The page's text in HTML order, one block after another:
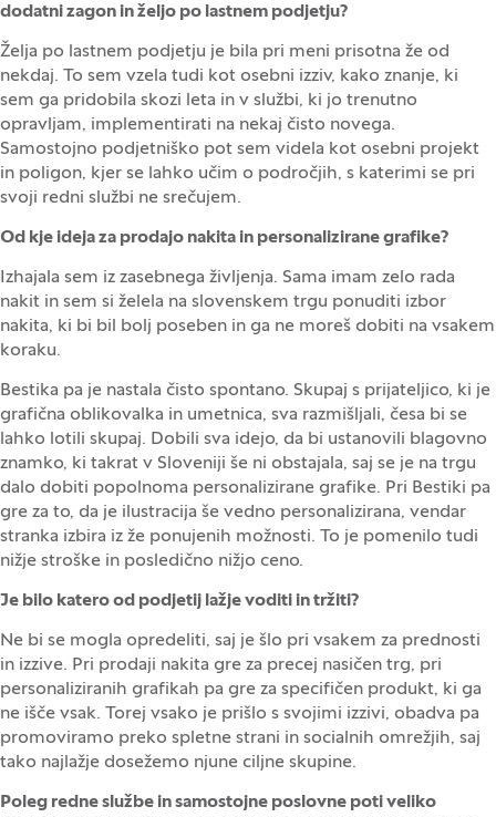
dodatni zagon in željo po lastnem podjetju?
Želja po lastnem podjetju je bila pri meni prisotna že od
nekdaj. To sem vzela tudi kot osebni izziv, kako znanje, ki
sem ga pridobila skozi leta in v službi, ki jo trenutno
opravljam, implementirati na nekaj čisto novega.
Samostojno podjetniško pot sem videla kot osebni projekt
in poligon, kjer se lahko učim o področjih, s katerimi se pri
svoji redni službi ne srečujem.
Od kje ideja za prodajo nakita in personalizirane grafike?
Izhajala sem iz zasebnega življenja. Sama imam zelo rada
nakit in sem si želela na slovenskem trgu ponuditi izbor
nakita, ki bi bil bolj poseben in ga ne moreš dobiti na vsakem
koraku.
Bestika pa je nastala čisto spontano. Skupaj s prijateljico, ki je
grafična oblikovalka in umetnica, sva razmišljali, česa bi se
lahko lotili skupaj. Dobili sva idejo, da bi ustanovili blagovno
znamko, ki takrat v Sloveniji še ni obstajala, saj se je na trgu
dalo dobiti popolnoma personalizirane grafike. Pri Bestiki pa
gre za to, da je ilustracija še vedno personalizirana, vendar
stranka izbira iz že ponujenih možnosti. To je pomenilo tudi
nižje stroške in posledično nižjo ceno.
Je bilo katero od podjetij lažje voditi in tržiti?
Ne bi se mogla opredeliti, saj je šlo pri vsakem za prednosti
in izzive. Pri prodaji nakita gre za precej nasičen trg, pri
personaliziranih grafikah pa gre za specifičen produkt, ki ga
ne išče vsak. Torej vsako je prišlo s svojimi izzivi, obadva pa
promoviramo preko spletne strani in socialnih omrežjih, saj
tako najlažje dosežemo njune ciljne skupine.
Poleg redne službe in samostojne poslovne poti veliko